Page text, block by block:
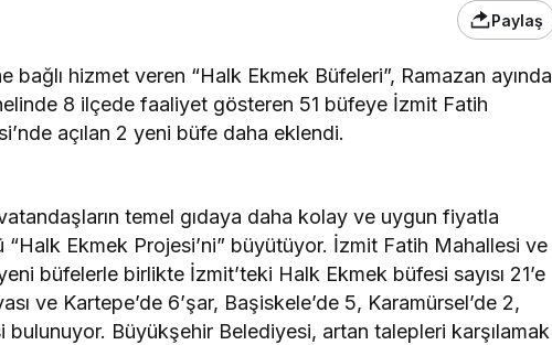
Paylaş
bağlı hizmet veren “Halk Ekmek Büfeleri”, Ramazan ayında
8 ilçede faaliyet gösteren 51 büfeye İzmit Fatih
açılan 2 yeni büfe daha eklendi.
temel gıdaya daha kolay ve uygun fiyatla
“Halk Ekmek Projesi’ni” büyütüyor. İzmit Fatih Mahallesi ve
büfelerle birlikte İzmit’teki Halk Ekmek büfesi sayısı 21’e
ve Kartepe’de 6’şar, Başiskele’de 5, Karamürsel’de 2,
bulunuyor. Büyükşehir Belediyesi, artan talepleri karşılamak